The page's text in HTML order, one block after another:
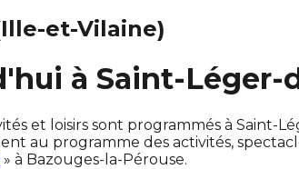
et-Vilaine)
à Saint-Léger-
et loisirs sont programmés à Saint-
au programme des activités,
» à Bazouges-la-Pérouse.